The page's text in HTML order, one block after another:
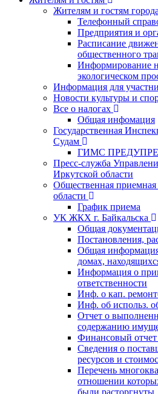
Жителям и гостям города
Телефонный
Предприятия и
Расписание
общественного
Информирование
экологическом
Информация для
Новости культуры и
Все о налогах
Общая инфомация
Государственная
Судам
ГИМС
Пресс-служба
Иркутской области
Общественная приемная
области
График приема
УК ЖКХ г. Байкальска
Общая
Постановления,
Общая
домах,
Информация о
ответственности
Инф. о кап.
Инф. об использ.
Отчет о
содержанию
Финансовый отчет
Сведения о
ресурсов и
Перечень
отношении
были расторгнуты